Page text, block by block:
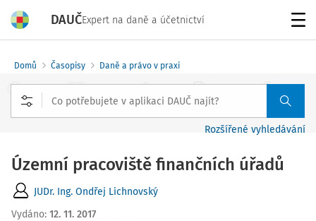
DAUČExpert na daně a účetnictví
Domů Časopisy Daně a právo v praxi
Rozšířené vyhledávání
Územní pracoviště finančních úřadů
JUDr. Ing. Ondřej Lichnovský
Vydáno: 12. 11. 2017